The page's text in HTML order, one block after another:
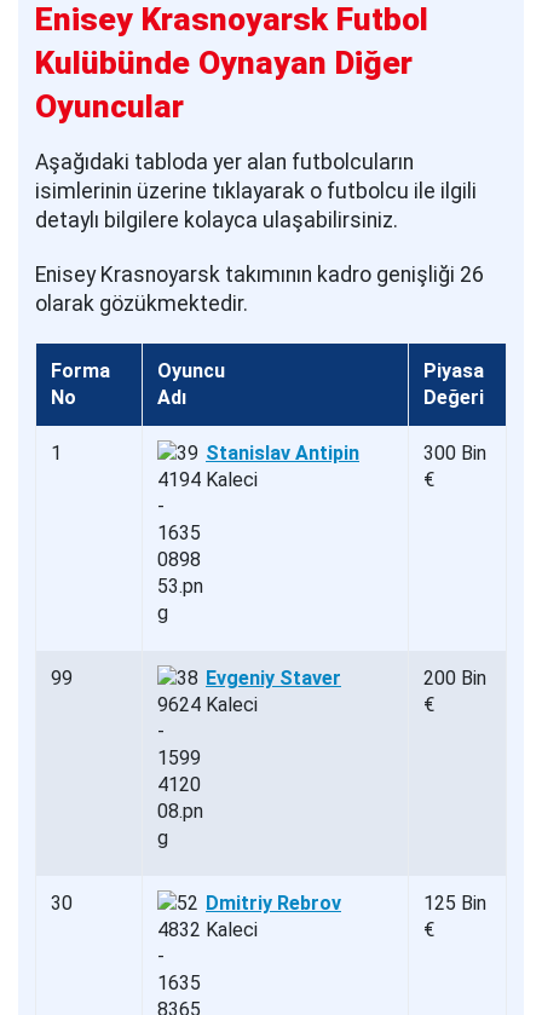
Enisey Krasnoyarsk Futbol
Kulübünde Oynayan Diğer
Oyuncular
Aşağıdaki tabloda yer alan futbolcuların
isimlerinin üzerine tıklayarak o futbolcu ile ilgili
detaylı bilgilere kolayca ulaşabilirsiniz.
Enisey Krasnoyarsk takımının kadro genişliği 26
olarak gözükmektedir.
Forma
No
Oyuncu
Adı
Piyasa
Değeri
1
Stanislav Antipin
Kaleci
300 Bin
€
99
Evgeniy Staver
Kaleci
200 Bin
€
30
Dmitriy Rebrov
Kaleci
125 Bin
€